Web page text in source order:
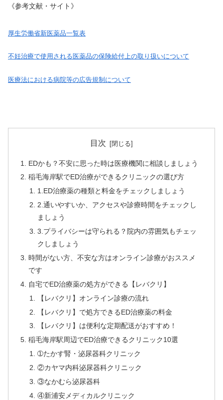
《参考文献・サイト》
厚生労働省新医薬品一覧表
不妊治療で使用される医薬品の保険給付上の取り扱いについて
医療法における病院等の広告規制について
目次
EDかも？不安に思った時は医療機関に相談しましょう
稲毛海岸駅でED治療ができるクリニックの選び方
1.ED治療薬の種類と料金をチェックしましょう
2.通いやすいか、アクセスや診療時間をチェックし
ましょう
3.プライバシーは守られる？院内の雰囲気もチェッ
クしましょう
時間がない方、不安な方はオンライン診療がおススメ
です
自宅でED治療薬の処方ができる【レバクリ】
【レバクリ】オンライン診療の流れ
【レバクリ】で処方できるED治療薬の料金
【レバクリ】は便利な定期配送がおすすめ！
稲毛海岸駅周辺でED治療できるクリニック10選
➀たかす腎・泌尿器科クリニック
②カヤマ内科泌尿器科クリニック
③なかむら泌尿器科
④新浦安メディカルクリニック